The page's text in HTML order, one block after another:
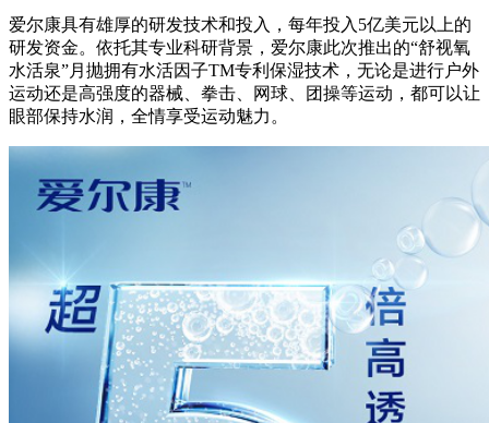
爱尔康具有雄厚的研发技术和投入，每年投入5亿美元以上的
研发资金。依托其专业科研背景，爱尔康此次推出的“舒视氧
水活泉”月抛拥有水活因子TM专利保湿技术，无论是进行户外
运动还是高强度的器械、拳击、网球、团操等运动，都可以让
眼部保持水润，全情享受运动魅力。